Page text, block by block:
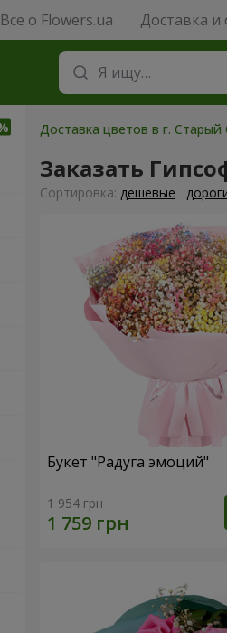
Все о Flowers.ua Доставка и
Доставка цветов в г.
Заказать
Cортировка: дешевые
Букет "Радуга эмоций"
1 954 грн